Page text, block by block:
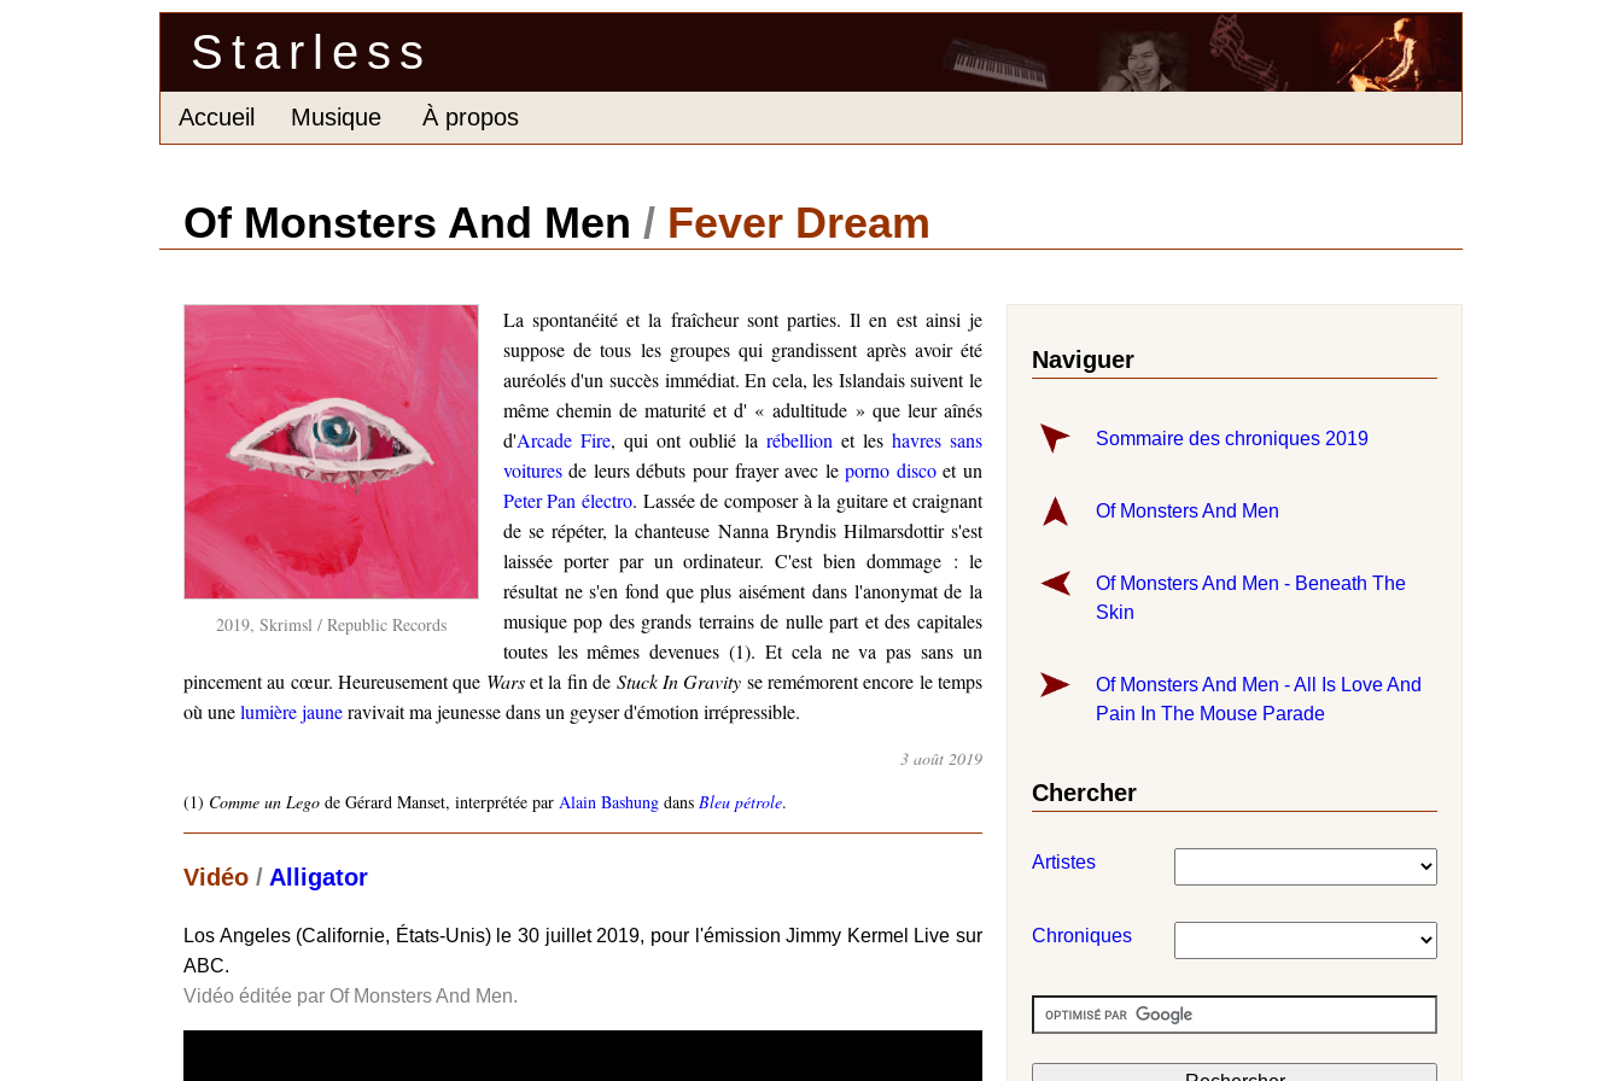
Starless
Accueil Musique À propos
Of Monsters And Men / Fever Dream
2019, Skrimsl / Republic Records
La spontanéité et la fraîcheur sont parties. Il en est ainsi je
suppose de tous les groupes qui grandissent après avoir été
auréolés d'un succès immédiat. En cela, les Islandais suivent le
même chemin de maturité et d' « adultitude » que leur aînés
d'Arcade Fire, qui ont oublié la rébellion et les havres sans
voituresde leurs débuts pour frayer avec leporno discoet un
Peter Pan électro. Lassée de composer à la guitare et craignant
de se répéter, la chanteuse Nanna Bryndis Hilmarsdottir s'est
laissée porter par un ordinateur. C'est bien dommage : le
résultat ne s'en fond que plus aisément dans l'anonymat de la
musique pop des grands terrains de nulle part et des capitales
toutes les mêmes devenues (1). Et cela ne va pas sans un
pincement au cœur. Heureusement que Warset la fin de Stuck In Gravity se remémorent encore le temps
où unelumière jauneravivait ma jeunesse dans un geyser d'émotion irrépressible.
3 août 2019
(1) Comme un Lego de Gérard Manset, interprétée par Alain Bashung dans Bleu pétrole.
Vidéo / Alligator
Los Angeles (Californie, États-Unis) le 30 juillet 2019, pour l'émission Jimmy Kermel Live sur
ABC.
Vidéo éditée par Of Monsters And Men.
Naviguer
Sommaire des chroniques 2019
Of Monsters And Men
Of Monsters And Men - Beneath The
Skin
Of Monsters And Men - All Is Love And
Pain In The Mouse Parade
Chercher
Artistes
Chroniques